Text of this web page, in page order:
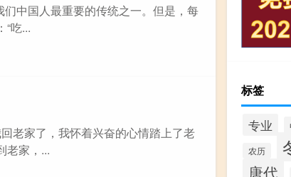
中国人最重要的传统之一。但是，每
吃...
老家了，我怀着兴奋的心情踏上了老
老家，...
标签
专业
农历
唐代